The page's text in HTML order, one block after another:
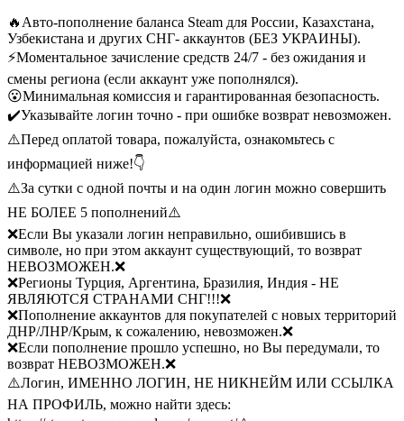
🔥Авто-пополнение баланса Steam для России, Казахстана,
Узбекистана и других СНГ- аккаунтов (БЕЗ УКРАИНЫ).
⚡Моментальное зачисление средств 24/7 - без ожидания и
смены региона (если аккаунт уже пополнялся).
😮Минимальная комиссия и гарантированная безопасность.
✔️Указывайте логин точно - при ошибке возврат невозможен.
⚠️Перед оплатой товара, пожалуйста, ознакомьтесь с
информацией ниже!👇
⚠️За сутки с одной почты и на один логин можно совершить
НЕ БОЛЕЕ 5 пополнений⚠️
❌Если Вы указали логин неправильно, ошибившись в
символе, но при этом аккаунт существующий, то возврат
НЕВОЗМОЖЕН.❌
❌Регионы Турция, Аргентина, Бразилия, Индия - НЕ
ЯВЛЯЮТСЯ СТРАНАМИ СНГ!!!❌
❌Пополнение аккаунтов для покупателей с новых территорий
ДНР/ЛНР/Крым, к сожалению, невозможен.❌
❌Если пополнение прошло успешно, но Вы передумали, то
возврат НЕВОЗМОЖЕН.❌
⚠️Логин, ИМЕННО ЛОГИН, НЕ НИКНЕЙМ ИЛИ ССЫЛКА
НА ПРОФИЛЬ, можно найти здесь: